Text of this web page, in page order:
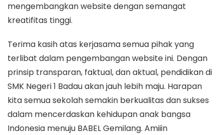
mengembangkan website dengan semangat
kreatifitas tinggi.
Terima kasih atas kerjasama semua pihak yang
terlibat dalam pengembangan website ini. Dengan
prinsip transparan, faktual, dan aktual, pendidikan di
SMK Negeri 1 Badau akan jauh lebih maju. Harapan
kita semua sekolah semakin berkualitas dan sukses
dalam mencerdaskan kehidupan anak bangsa
Indonesia menuju BABEL Gemilang. Amiiin